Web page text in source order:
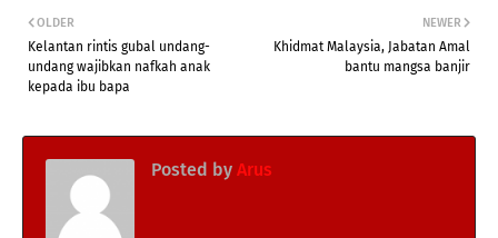
NEWER
Khidmat Malaysia, Jabatan Amal
bantu mangsa banjir
OLDER
Kelantan rintis gubal undang-
undang wajibkan nafkah anak
kepada ibu bapa
Posted by Arus